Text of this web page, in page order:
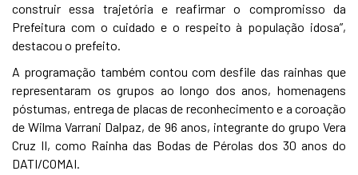
construir essa trajetória e reafirmar o compromisso da
Prefeitura com o cuidado e o respeito à população idosa”,
destacou o prefeito.
A programação também contou com desfile das rainhas que
representaram os grupos ao longo dos anos, homenagens
póstumas, entrega de placas de reconhecimento e a coroação
de Wilma Varrani Dalpaz, de 96 anos, integrante do grupo Vera
Cruz II, como Rainha das Bodas de Pérolas dos 30 anos do
DATI/COMAI.